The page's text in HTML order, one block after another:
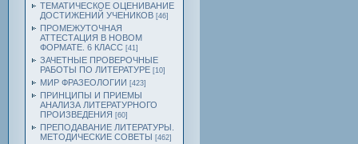
ТЕМАТИЧЕСКОЕ ОЦЕНИВАНИЕ
ДОСТИЖЕНИЙ УЧЕНИКОВ [46]
ПРОМЕЖУТОЧНАЯ
АТТЕСТАЦИЯ В НОВОМ
ФОРМАТЕ. 6 КЛАСС [41]
ЗАЧЕТНЫЕ ПРОВЕРОЧНЫЕ
РАБОТЫ ПО ЛИТЕРАТУРЕ [10]
МИР ФРАЗЕОЛОГИИ [423]
ПРИНЦИПЫ И ПРИЕМЫ
АНАЛИЗА ЛИТЕРАТУРНОГО
ПРОИЗВЕДЕНИЯ [60]
ПРЕПОДАВАНИЕ ЛИТЕРАТУРЫ.
МЕТОДИЧЕСКИЕ СОВЕТЫ [462]